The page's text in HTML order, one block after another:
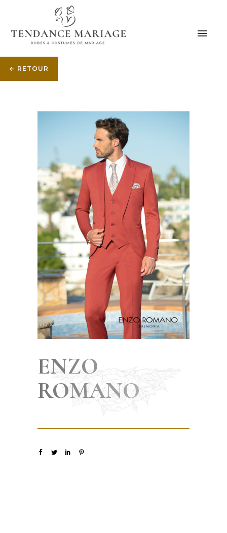
← RETOUR
ENZO
ROMANO